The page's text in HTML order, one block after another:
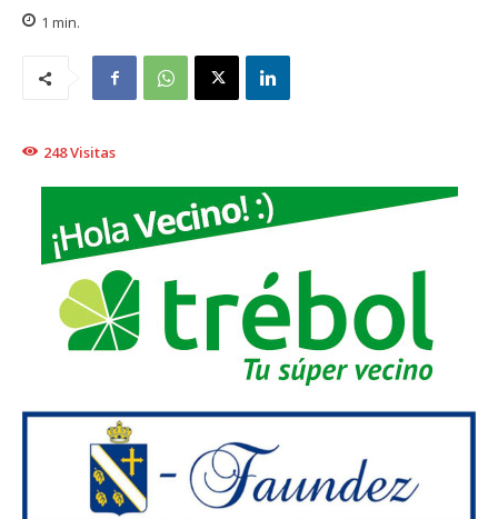
1 min.
248Visitas